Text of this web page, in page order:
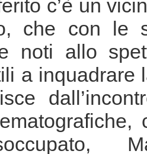
c’è un
che con le
noti allo
a inquadrare